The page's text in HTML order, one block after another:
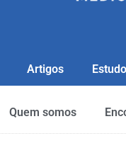
Artigos
Quem somos